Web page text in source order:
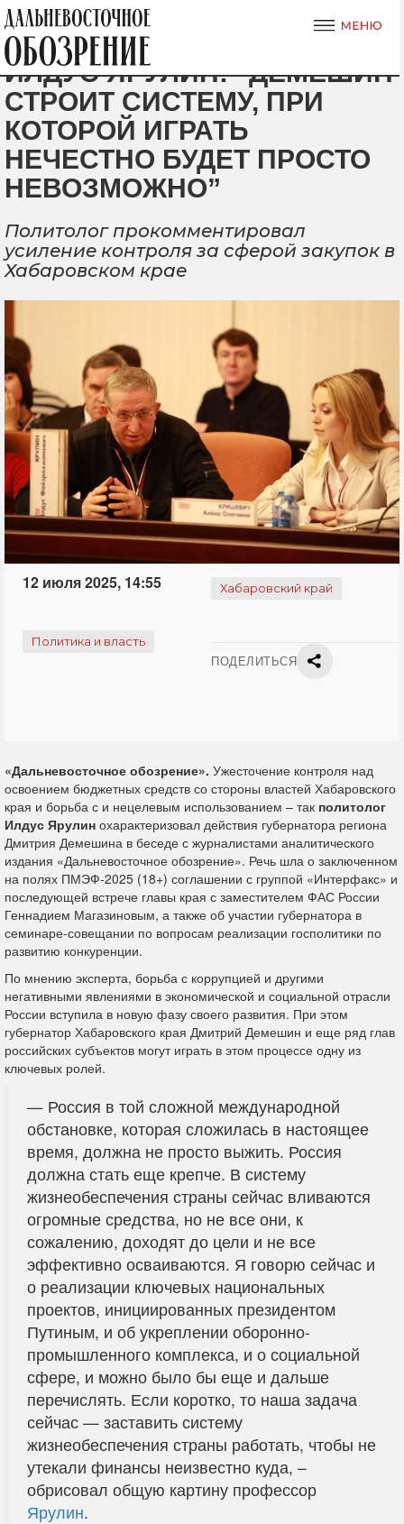
ИЛДУС ЯРУЛИН: “ДЕМЕШИН
СТРОИТ СИСТЕМУ, ПРИ
КОТОРОЙ ИГРАТЬ
НЕЧЕСТНО БУДЕТ ПРОСТО
НЕВОЗМОЖНО”
Политолог прокомментировал
усиление контроля за сферой закупок в
Хабаровском крае
12 июля 2025, 14:55 Хабаровский край
Политика и власть
ПОДЕЛИТЬСЯ
«Дальневосточное обозрение». Ужесточение контроля над
освоением бюджетных средств со стороны властей Хабаровского
края и борьба с и нецелевым использованием – так политолог
Илдус Ярулин охарактеризовал действия губернатора региона
Дмитрия Демешина в беседе с журналистами аналитического
издания «Дальневосточное обозрение». Речь шла о заключенном
на полях ПМЭФ-2025 (18+) соглашении с группой «Интерфакс» и
последующей встрече главы края с заместителем ФАС России
Геннадием Магазиновым, а также об участии губернатора в
семинаре-совещании по вопросам реализации госполитики по
развитию конкуренции.
По мнению эксперта, борьба с коррупцией и другими
негативными явлениями в экономической и социальной отрасли
России вступила в новую фазу своего развития. При этом
губернатор Хабаровского края Дмитрий Демешин и еще ряд глав
российских субъектов могут играть в этом процессе одну из
ключевых ролей.
— Россия в той сложной международной
обстановке, которая сложилась в настоящее
время, должна не просто выжить. Россия
должна стать еще крепче. В систему
жизнеобеспечения страны сейчас вливаются
огромные средства, но не все они, к
сожалению, доходят до цели и не все
эффективно осваиваются. Я говорю сейчас и
о реализации ключевых национальных
проектов, инициированных президентом
Путиным, и об укреплении оборонно-
промышленного комплекса, и о социальной
сфере, и можно было бы еще и дальше
перечислять. Если коротко, то наша задача
сейчас — заставить систему
жизнеобеспечения страны работать, чтобы не
утекали финансы неизвестно куда, –
обрисовал общую картину профессор
Ярулин.